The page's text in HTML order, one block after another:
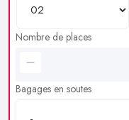
Nombre de places
Bagages en soutes